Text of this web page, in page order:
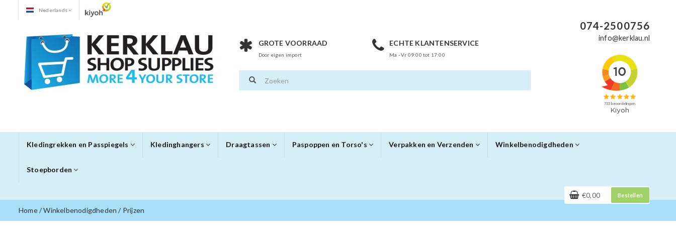
Nederlands
GROTE VOORRAAD
Door eigen import
ECHTE KLANTENSERVICE
Ma - Vr 09:00 tot 17:00
074-2500756
info@kerklau.nl
Kledingrekken en Passpiegels Kledinghangers Draagtassen Paspoppen en Torso's Verpakken en Verzenden Winkelbenodigdheden
Stoepborden
€0,00 Bestellen
Home/Winkelbenodigdheden / Prijzen